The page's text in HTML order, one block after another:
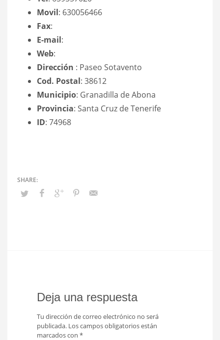
Movil: 630056466
Fax:
E-mail:
Web:
Dirección : Paseo Sotavento
Cod. Postal: 38612
Municipio: Granadilla de Abona
Provincia: Santa Cruz de Tenerife
ID: 74968
Deja una respuesta
Tu dirección de correo electrónico no será
publicada. Los campos obligatorios están
marcados con *